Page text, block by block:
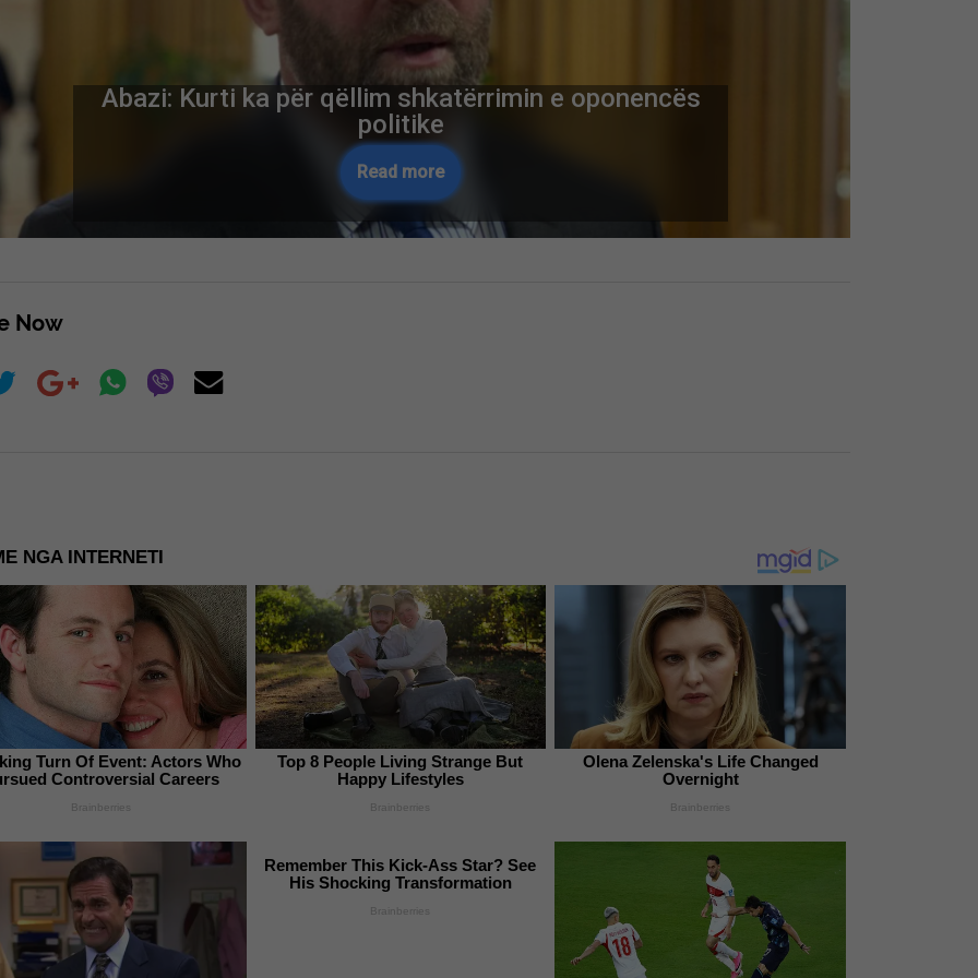
Abazi: Kurti ka për qëllim shkatërrimin e oponencës
politike
Read more
Now
NGA INTERNETI
Turn Of Event: Actors Who
Controversial Careers
Brainberries
Top 8 People Living Strange But
Happy Lifestyles
Brainberries
Olena Zelenska's Life Changed
Overnight
Brainberries
Remember This Kick-Ass Star? See
His Shocking Transformation
Brainberries